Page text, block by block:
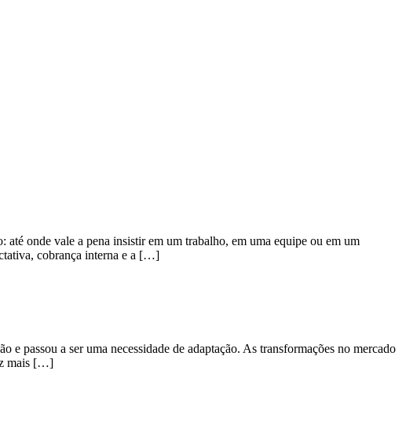
onde vale a pena insistir em um trabalho, em uma equipe ou em um
cobrança interna e a […]
passou a ser uma necessidade de adaptação. As transformações no mercado
mais […]